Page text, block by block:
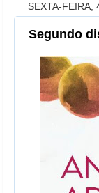
SEXTA-FEIRA,
Segundo